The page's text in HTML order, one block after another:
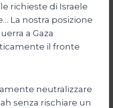
richieste di Israele
La nostra posizione
a Gaza
il fronte
neutralizzare
senza rischiare un